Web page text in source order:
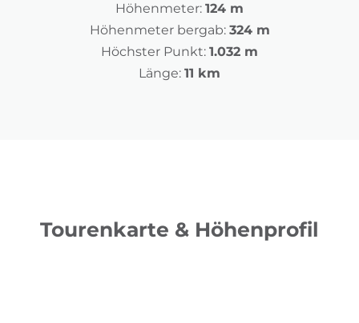
Höhenmeter: 124 m
Höhenmeter bergab: 324 m
Höchster Punkt: 1.032 m
Länge: 11 km
Tourenkarte & Höhenprofil